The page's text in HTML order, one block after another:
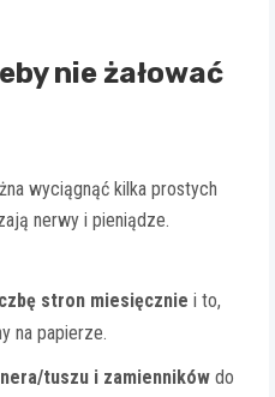
nie żałować
wyciągnąć kilka prostych
nerwy i pieniądze.
stron miesięcznie i to,
na papierze.
tuszu i zamienników do